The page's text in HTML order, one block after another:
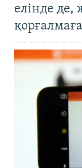
елінде де,